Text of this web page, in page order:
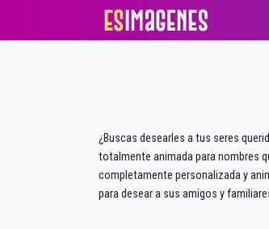
¿Buscas desearles a tus seres
totalmente animada para nombres
completamente personalizada y
para desear a sus amigos y